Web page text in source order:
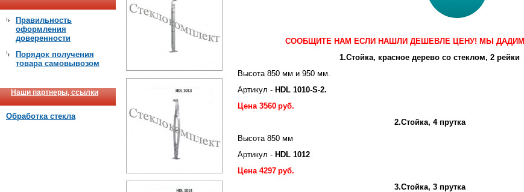
Правильность
оформления
доверенности
Порядок получения
товара самовывозом
Наши партнеры, ссылки
Обработка стекла
СООБЩИТЕ НАМ ЕСЛИ НАШЛИ ДЕШЕВЛЕ ЦЕНУ! МЫ ДАДИМ
1.Стойка, красное дерево со стеклом, 2 рейки
Высота 850 мм и 950 мм.
Артикул - HDL 1010-S-2.
Цена 3560 руб.
2.Стойка, 4 прутка
Высота 850 мм
Артикул - HDL 1012
Цена 4297 руб.
3.Стойка, 3 прутка